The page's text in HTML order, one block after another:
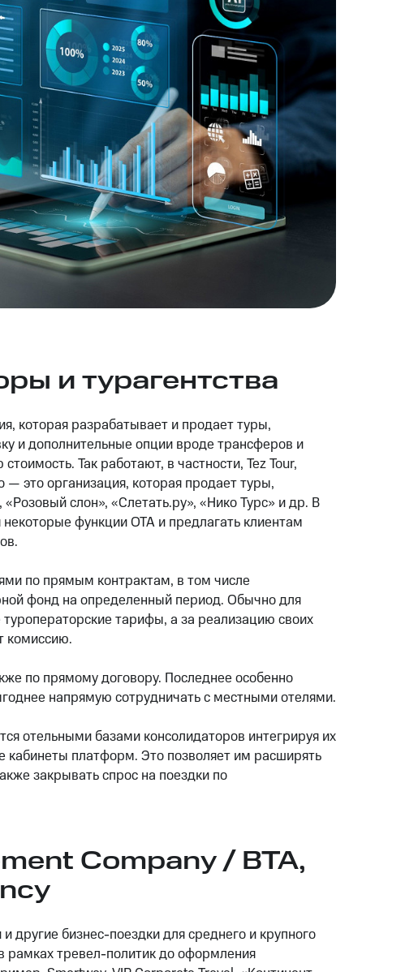
и турагентства
которая разрабатывает и продает туры,
и дополнительные опции вроде трансферов и
Так работают, в частности, Tez Tour,
— это организация, которая продает туры,
слон», «Слетать.ру», «Нико Турс» и др. В
функции OTA и предлагать клиентам
по прямым контрактам, в том числе
фонд на определенный период. Обычно для
тарифы, а за реализацию своих
комиссию.
по прямому договору. Последнее особенно
напрямую сотрудничать с местными отелями.
отельными базами консолидаторов интегрируя их
кабинеты платформ. Это позволяет им расширять
закрывать спрос на поездки по
Company / BTA,
бизнес-поездки для среднего и крупного
рамках тревел-политик до оформления